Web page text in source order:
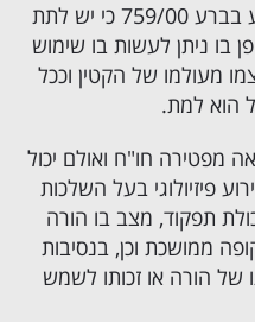
בית המשפט המחוזי בחיפה קבע בברע 759/00 כי יש לתת
בו ניתן לעשות בו שימוש
מעולמו של הקטין וככל
הוא למת.
מפטירה חו"ח ואולם יכול
פיזיולוגי בעל השלכות
תפקוד, מצב בו הורה
ממושכת וכן, בנסיבות
של הורה או זכותו לשמש